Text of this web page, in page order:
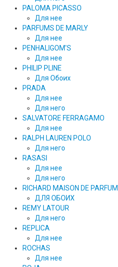
PALOMA PICASSO
Для нее
PARFUMS DE MARLY
Для нее
PENHALIGOM'S
Для нее
PHILIP PLINE
Для Обоих
PRADA
Для нее
Для него
SALVATORE FERRAGAMO
Для нее
RALPH LAUREN POLO
Для него
RASASI
Для нее
Для него
RICHARD MAISON DE PARFUM
ДЛЯ ОБОИХ
REMY LATOUR
Для него
REPLICA
Для нее
ROCHAS
Для нее